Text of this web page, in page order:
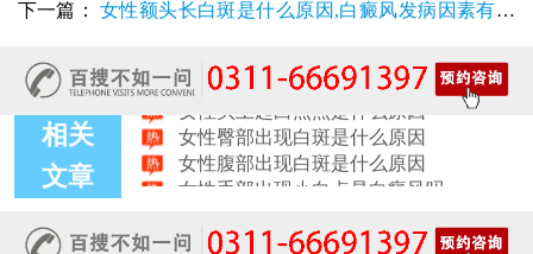
下一篇： 女性额头长白斑是什么原因,白癜风发病因素有哪
相关
文章
女性头上起白点点是什么原因
女性腹部出现白斑是什么原因
女性手部出现小白点是白癜风吗
女性小腿长白斑的原因是什么
女性腿上长白斑的原因有哪些